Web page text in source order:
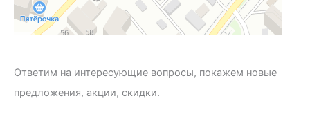
Ответим на интересующие вопросы, покажем новые
предложения, акции, скидки.